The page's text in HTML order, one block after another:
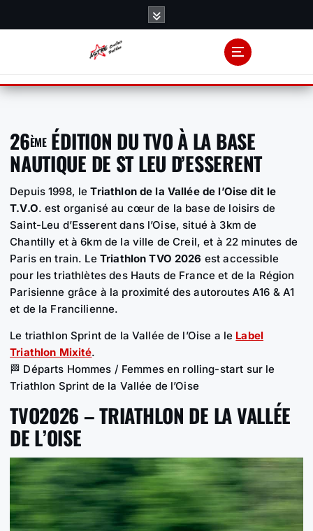
o
26ÈMEÉDITION DU TVO À LA BASE
NAUTIQUE DE ST LEU D’ESSERENT
Depuis 1998, leTriathlon de la Vallée de l’Oise dit le
T.V.O. est organisé au cœur de la base de loisirs de
Saint-Leu d’Esserent dans l’Oise, situé à 3km de
Chantilly et à 6km de la ville de Creil, et à 22 minutes de
Paris en train. Le Triathlon TVO 2026 est accessible
pour les triathlètes des Hauts de France et de la Région
Parisienne grâce à la proximité des autoroutes A16 & A1
et de la Francilienne.
Le triathlon Sprint de la Vallée de l’Oise a le Label
Triathlon Mixité.
🏁 Départs Hommes / Femmes en rolling-start sur le
Triathlon Sprint de la Vallée de l’Oise
TVO2026 – TRIATHLON DE LA VALLÉE
DE L’OISE